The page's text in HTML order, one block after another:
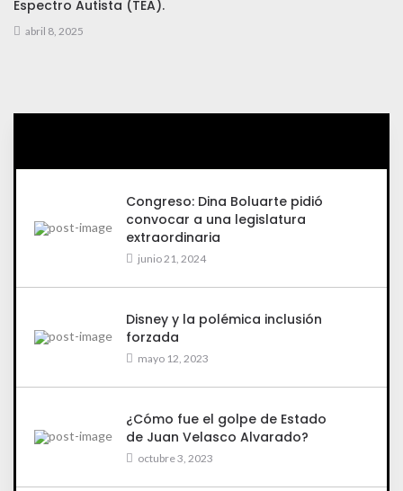
Espectro Autista (TEA).
abril 8, 2025
Congreso: Dina Boluarte pidió
convocar a una legislatura
extraordinaria
junio 21, 2024
Disney y la polémica inclusión
forzada
mayo 12, 2023
¿Cómo fue el golpe de Estado
de Juan Velasco Alvarado?
octubre 3, 2023